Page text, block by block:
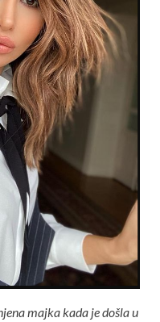
majka kada je došla u